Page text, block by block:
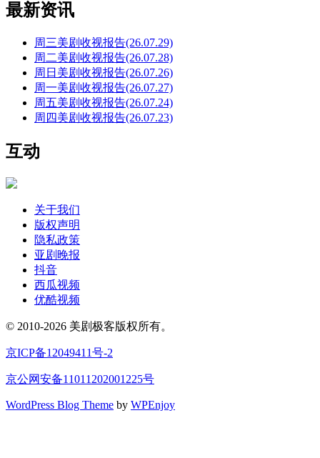
最新资讯
周三美剧收视报告(26.07.29)
周二美剧收视报告(26.07.28)
周日美剧收视报告(26.07.26)
周一美剧收视报告(26.07.27)
周五美剧收视报告(26.07.24)
周四美剧收视报告(26.07.23)
互动
关于我们
版权声明
隐私政策
亚剧晚报
抖音
西瓜视频
优酷视频
© 2010-2026 美剧极客版权所有。
京ICP备12049411号-2
京公网安备11011202001225号
WordPress Blog Theme by WPEnjoy